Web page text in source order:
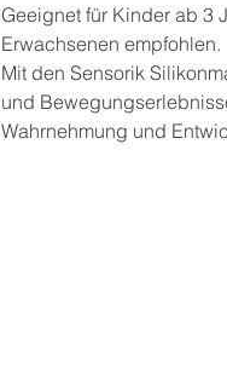
Geeignet für Kinder ab 3
Erwachsenen empfohlen.
Mit den Sensorik
und
Wahrnehmung und